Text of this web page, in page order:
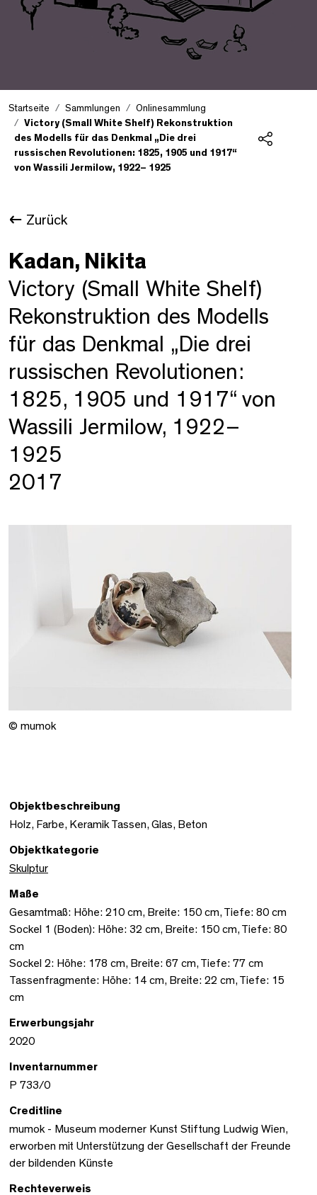
Startseite Sammlungen
Onlinesammlung
Victory (Small White Shelf) Rekonstruktion
des Modells für das Denkmal „Die drei
russischen Revolutionen: 1825, 1905 und 1917“
von Wassili Jermilow, 1922– 1925
Zurück
Kadan, Nikita
Victory (Small White Shelf)
Rekonstruktion des Modells
für das Denkmal „Die drei
russischen Revolutionen:
1825, 1905 und 1917“ von
Wassili Jermilow, 1922–
1925
2017
© mumok
Objektbeschreibung
Holz, Farbe, Keramik Tassen, Glas, Beton
Objektkategorie
Skulptur
Maße
Gesamtmaß: Höhe: 210 cm, Breite: 150 cm, Tiefe: 80 cm
Sockel 1 (Boden): Höhe: 32 cm, Breite: 150 cm, Tiefe: 80
cm
Sockel 2: Höhe: 178 cm, Breite: 67 cm, Tiefe: 77 cm
Tassenfragmente: Höhe: 14 cm, Breite: 22 cm, Tiefe: 15
cm
Erwerbungsjahr
2020
Inventarnummer
P 733/0
Creditline
mumok - Museum moderner Kunst Stiftung Ludwig Wien,
erworben mit Unterstützung der Gesellschaft der Freunde
der bildenden Künste
Rechteverweis